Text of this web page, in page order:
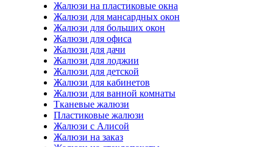
Жалюзи на пластиковые окна
Жалюзи для мансардных окон
Жалюзи для больших окон
Жалюзи для офиса
Жалюзи для дачи
Жалюзи для лоджии
Жалюзи для детской
Жалюзи для кабинетов
Жалюзи для ванной комнаты
Тканевые жалюзи
Пластиковые жалюзи
Жалюзи с Алисой
Жалюзи на заказ